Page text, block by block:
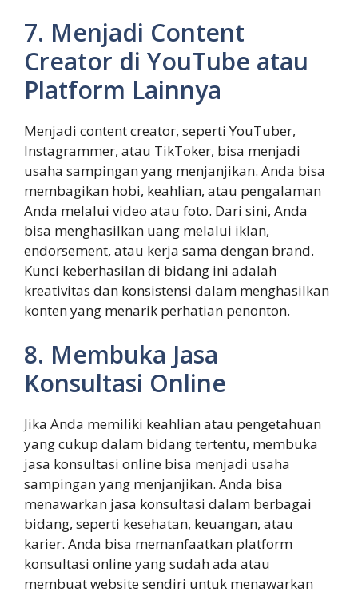
7. Menjadi Content
Creator di YouTube atau
Platform Lainnya
Menjadi content creator, seperti YouTuber,
Instagrammer, atau TikToker, bisa menjadi
usaha sampingan yang menjanjikan. Anda bisa
membagikan hobi, keahlian, atau pengalaman
Anda melalui video atau foto. Dari sini, Anda
bisa menghasilkan uang melalui iklan,
endorsement, atau kerja sama dengan brand.
Kunci keberhasilan di bidang ini adalah
kreativitas dan konsistensi dalam menghasilkan
konten yang menarik perhatian penonton.
8. Membuka Jasa
Konsultasi Online
Jika Anda memiliki keahlian atau pengetahuan
yang cukup dalam bidang tertentu, membuka
jasa konsultasi online bisa menjadi usaha
sampingan yang menjanjikan. Anda bisa
menawarkan jasa konsultasi dalam berbagai
bidang, seperti kesehatan, keuangan, atau
karier. Anda bisa memanfaatkan platform
konsultasi online yang sudah ada atau
membuat website sendiri untuk menawarkan